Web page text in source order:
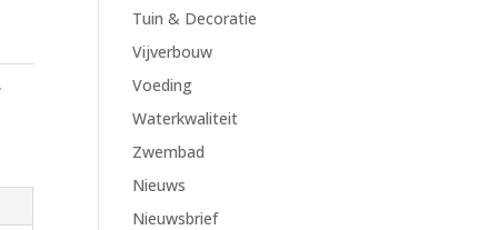
Tuin & Decoratie
Vijverbouw
Voeding
Waterkwaliteit
Zwembad
Nieuws
Nieuwsbrief